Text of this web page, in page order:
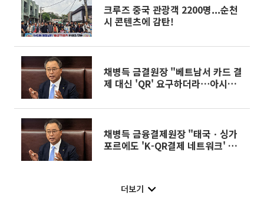
크루즈 중국 관광객 2200명...순천
시 콘텐츠에 감탄!
채병득 금결원장 "베트남서 카드 결
제 대신 'QR' 요구하더라⋯아시아
채병득 금융결제원장 "태국ㆍ싱가
포르에도 'K-QR결제 네트워크' 구
더보기